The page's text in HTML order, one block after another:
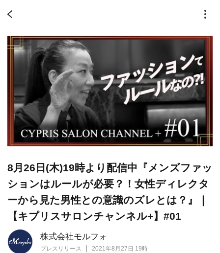
株式会社モルフォ
プレスリリース 2021年8月27日 19時
​8月26日(木)19時より配信中『メンズファッ
ションはルールが必要？！女性ディレクタ
ーから見た男性との意識のズレとは？』｜
【キプリスサロンチャンネル+】#01